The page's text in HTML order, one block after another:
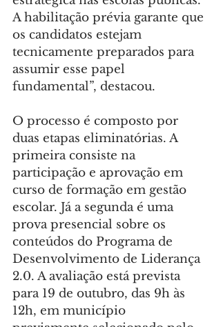
A habilitação prévia garante que
os candidatos estejam
tecnicamente preparados para
assumir esse papel
fundamental”, destacou.
O processo é composto por
duas etapas eliminatórias. A
primeira consiste na
participação e aprovação em
curso de formação em gestão
escolar. Já a segunda é uma
prova presencial sobre os
conteúdos do Programa de
Desenvolvimento de Liderança
2.0. A avaliação está prevista
para 19 de outubro, das 9h às
12h, em município